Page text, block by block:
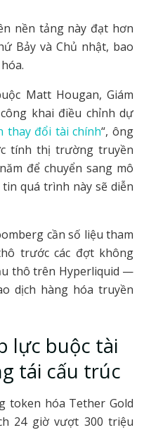
nền tảng này đạt hơn
Bảy và Chủ nhật, bao
Matt Hougan, Giám
khai điều chỉnh dự
thay đổi tài chính“, ông
tính thị trường truyền
để chuyển sang mô
quá trình này sẽ diễn
cần số liệu tham
trước các đợt không
thô trên Hyperliquid —
dịch hàng hóa truyền
lực buộc tài
tái cấu trúc
token hóa Tether Gold
24 giờ vượt 300 triệu